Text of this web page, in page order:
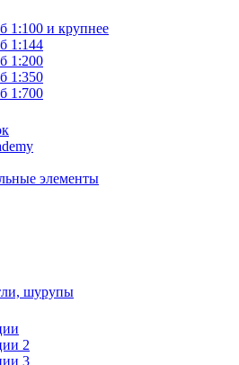
1:100 и крупнее
1:144
1:200
1:350
1:700
элементы
шурупы
2
3